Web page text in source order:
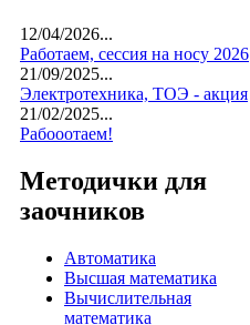
12/04/2026...
Работаем, сессия на носу 2026
21/09/2025...
Электротехника, ТОЭ - акция
21/02/2025...
Рабооотаем!
Методички для
заочников
Автоматика
Высшая математика
Вычислительная
математика